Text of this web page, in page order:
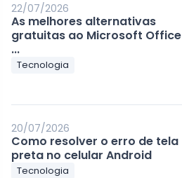
22/07/2026
As melhores alternativas
gratuitas ao Microsoft Office
...
Tecnologia
20/07/2026
Como resolver o erro de tela
preta no celular Android
Tecnologia